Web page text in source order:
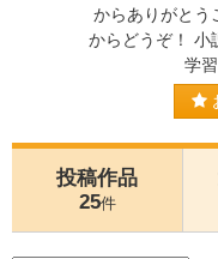
からありがとう
からどうぞ！ 小
学
投稿作品
25件